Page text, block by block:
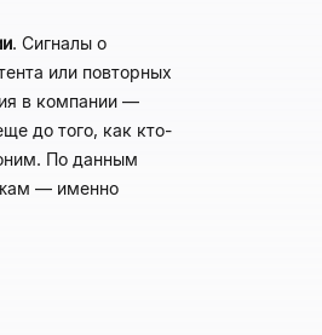
. Сигналы о
или повторных
в компании —
до того, как кто-
По данным
— именно